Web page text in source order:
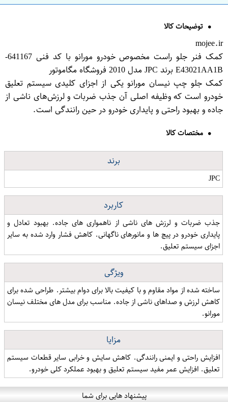
توضیحات کالا
mojee.ir
کمک فنر جلو راست مخصوص خودرو مورانو با کد فنی 641167-
E43021AA1B برند JPC مدل 2010 فروشگاه مگاموتور
کمک جلو چپ نیسان مورانو یکی از اجزای کلیدی سیستم تعلیق
خودرو است که وظیفه اصلی آن جذب ضربات و لرزش‌های ناشی از
جاده و بهبود راحتی و پایداری خودرو در حین رانندگی است.
مختصات کالا
برند
JPC
کاربرد
جذب ضربات و لرزش های ناشی از ناهمواری های جاده. بهبود تعادل و
پایداری خودرو در پیچ ها و مانورهای ناگهانی. کاهش فشار وارد شده به سایر
اجزای سیستم تعلیق.
ویژگی
ساخته شده از مواد مقاوم و با کیفیت بالا برای دوام بیشتر. طراحی شده برای
کاهش لرزش و صداهای ناشی از جاده. مناسب برای مدل های مختلف نیسان
مورانو.
مزایا
افزایش راحتی و ایمنی رانندگی. کاهش سایش و خرابی سایر قطعات سیستم
تعلیق. افزایش عمر مفید سیستم تعلیق و بهبود عملکرد کلی خودرو.
پیشنهاد هایی برای شما